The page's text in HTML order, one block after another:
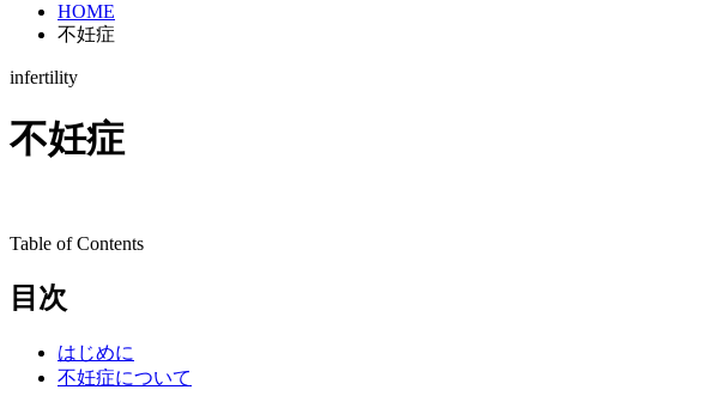
HOME
不妊症
infertility
不妊症
Table of Contents
目次
はじめに
不妊症について